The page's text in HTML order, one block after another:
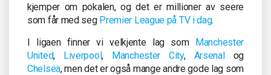
kjemper om pokalen, og det er millioner av seere
som får med seg Premier League på TV i dag.
I ligaen finner vi velkjente lag som Manchester
United, Liverpool, Manchester City, Arsenalog
Chelsea, men det er også mange andre gode lag som